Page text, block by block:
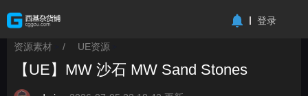
登录
资源素材 / UE资源
【UE】MW 沙石 MW Sand Stones